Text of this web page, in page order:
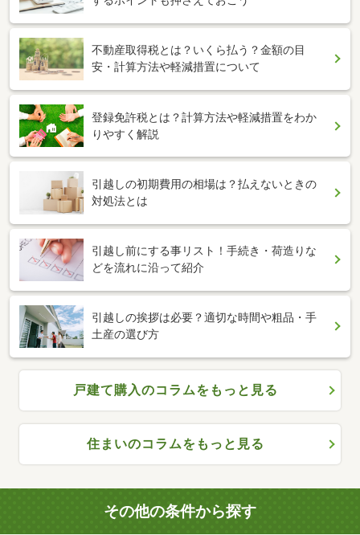
不動産取得税とは？いくら払う？金額の目
安・計算方法や軽減措置について
登録免許税とは？計算方法や軽減措置をわか
りやすく解説
引越しの初期費用の相場は？払えないときの
対処法とは
引越し前にする事リスト！手続き・荷造りな
どを流れに沿って紹介
引越しの挨拶は必要？適切な時間や粗品・手
土産の選び方
戸建て購入のコラムをもっと見る
住まいのコラムをもっと見る
その他の条件から探す